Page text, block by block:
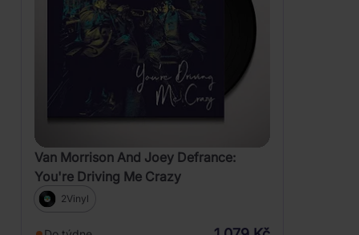
Van Morrison And Joey Defrance:
You're Driving Me Crazy
2Vinyl